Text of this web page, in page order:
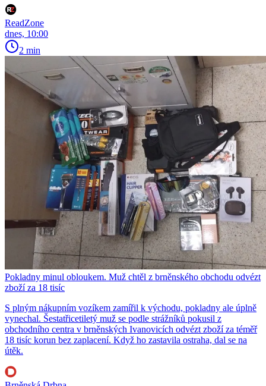
ReadZone
dnes, 10:00
2 min
Pokladny minul obloukem. Muž chtěl z brněnského obchodu odvézt
zboží za 18 tisíc
S plným nákupním vozíkem zamířil k východu, pokladny ale úplně
vynechal. Šestatřicetiletý muž se podle strážníků pokusil z
obchodního centra v brněnských Ivanovicích odvézt zboží za téměř
18 tisíc korun bez zaplacení. Když ho zastavila ostraha, dal se na
útěk.